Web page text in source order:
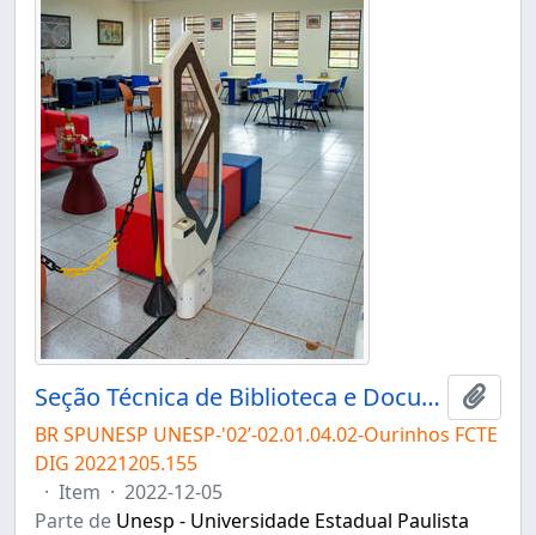
Seção Técnica de Biblioteca e Documentação do Campus de Ourinhos
BR SPUNESP UNESP-'02’-02.01.04.02-Ourinhos FCTE
DIG 20221205.155
· Item · 2022-12-05
Parte de Unesp - Universidade Estadual Paulista